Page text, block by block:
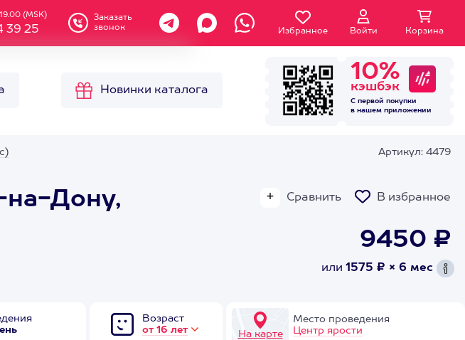
(MSK)
39 25
Заказать
звонок
Избранное Войти Корзина
Новинки каталога
10%
кэшбэк
С первой покупки
в нашем приложении
Артикул: 4479
на-Дону,
Сравнить В избранное
9450 ₽
или 1575 ₽ × 6 мес
Возраст
от 16 лет
На карте
Место проведения
Центр ярости